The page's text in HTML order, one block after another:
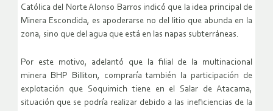
Católica del Norte Alonso Barros indicó que la idea principal de
Minera Escondida, es apoderarse no del litio que abunda en la
zona, sino que del agua que está en las napas subterráneas.
Por este motivo, adelantó que la filial de la multinacional
minera BHP Billiton, compraría también la participación de
explotación que Soquimich tiene en el Salar de Atacama,
situación que se podría realizar debido a las ineficiencias de la